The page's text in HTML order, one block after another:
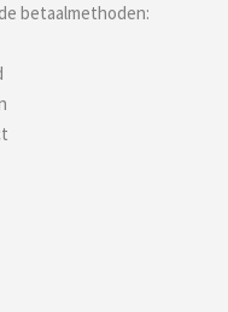
betaalmethoden: